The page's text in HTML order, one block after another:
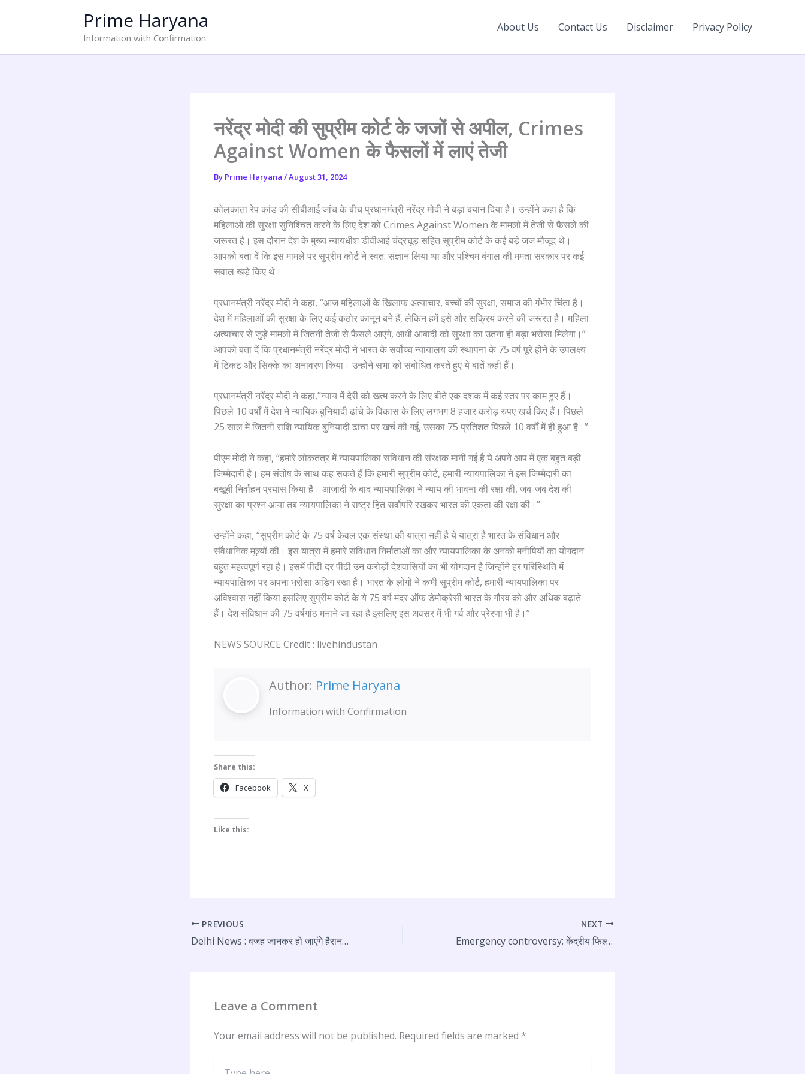
Prime Haryana
Information with Confirmation
About Us Contact Us Disclaimer Privacy Policy
नरेंद्र मोदी की सुप्रीम कोर्ट के जजों से अपील, Crimes
Against Women के फैसलों में लाएं तेजी
By Prime Haryana /August 31, 2024
कोलकाता रेप कांड की सीबीआई जांच के बीच प्रधानमंत्री नरेंद्र मोदी ने बड़ा बयान दिया है। उन्होंने कहा है कि
महिलाओं की सुरक्षा सुनिश्चित करने के लिए देश को Crimes Against Women के मामलों में तेजी से फैसले की
जरूरत है। इस दौरान देश के मुख्य न्यायधीश डीवीआई चंद्रचूड़ सहित सुप्रीम कोर्ट के कई बड़े जज मौजूद थे।
आपको बता दें कि इस मामले पर सुप्रीम कोर्ट ने स्वत: संज्ञान लिया था और पश्चिम बंगाल की ममता सरकार पर कई
सवाल खड़े किए थे।
प्रधानमंत्री नरेंद्र मोदी ने कहा, “आज महिलाओं के खिलाफ अत्याचार, बच्चों की सुरक्षा, समाज की गंभीर चिंता है।
देश में महिलाओं की सुरक्षा के लिए कई कठोर कानून बने हैं, लेकिन हमें इसे और सक्रिय करने की जरूरत है। महिला
अत्याचार से जुड़े मामलों में जितनी तेजी से फैसले आएंगे, आधी आबादी को सुरक्षा का उतना ही बड़ा भरोसा मिलेगा।”
आपको बता दें कि प्रधानमंत्री नरेंद्र मोदी ने भारत के सर्वोच्च न्यायालय की स्थापना के 75 वर्ष पूरे होने के उपलक्ष्य
में टिकट और सिक्के का अनावरण किया। उन्होंने सभा को संबोधित करते हुए ये बातें कही हैं।
प्रधानमंत्री नरेंद्र मोदी ने कहा,”न्याय में देरी को खत्म करने के लिए बीते एक दशक में कई स्तर पर काम हुए हैं।
पिछले 10 वर्षों में देश ने न्यायिक बुनियादी ढांचे के विकास के लिए लगभग 8 हजार करोड़ रुपए खर्च किए हैं। पिछले
25 साल में जितनी राशि न्यायिक बुनियादी ढांचा पर खर्च की गई, उसका 75 प्रतिशत पिछले 10 वर्षों में ही हुआ है।”
पीएम मोदी ने कहा, “हमारे लोकतंत्र में न्यायपालिका संविधान की संरक्षक मानी गई है ये अपने आप में एक बहुत बड़ी
जिम्मेदारी है। हम संतोष के साथ कह सकते हैं कि हमारी सुप्रीम कोर्ट, हमारी न्यायपालिका ने इस जिम्मेदारी का
बखूबी निर्वाहन प्रयास किया है। आजादी के बाद न्यायपालिका ने न्याय की भावना की रक्षा की, जब-जब देश की
सुरक्षा का प्रश्न आया तब न्यायपालिका ने राष्ट्र हित सर्वोपरि रखकर भारत की एकता की रक्षा की।”
उन्होंने कहा, “सुप्रीम कोर्ट के 75 वर्ष केवल एक संस्था की यात्रा नहीं है ये यात्रा है भारत के संविधान और
संवैधानिक मूल्यों की। इस यात्रा में हमारे संविधान निर्माताओं का और न्यायपालिका के अनको मनीषियों का योगदान
बहुत महत्वपूर्ण रहा है। इसमें पीढ़ी दर पीढ़ी उन करोड़ों देशवासियों का भी योगदान है जिन्होंने हर परिस्थिति में
न्यायपालिका पर अपना भरोसा अडिग रखा है। भारत के लोगों ने कभी सुप्रीम कोर्ट, हमारी न्यायपालिका पर
अविश्वास नहीं किया इसलिए सुप्रीम कोर्ट के ये 75 वर्ष मदर ऑफ डेमोक्रेसी भारत के गौरव को और अधिक बढ़ाते
हैं। देश संविधान की 75 वर्षगांठ मनाने जा रहा है इसलिए इस अवसर में भी गर्व और प्रेरणा भी है।”
NEWS SOURCE Credit : livehindustan
Author: Prime Haryana
Information with Confirmation
Share this:
Facebook X
Like this:
PREVIOUS
Delhi News : वजह जानकर हो जाएंगे हैरान, बैग में शव पैक कर पड़ोसी के छत पर रखा
NEXT
Emergency controversy: केंद्रीय फिल्म प्रमाणन बोर्ड ने कोर्ट में रखा अपना पक्ष, कोर्ट ने कहा फिल्म पर सही समय पर लिया जायेगा कोई फैसला
Leave a Comment
Your email address will not be published. Required fields are marked *